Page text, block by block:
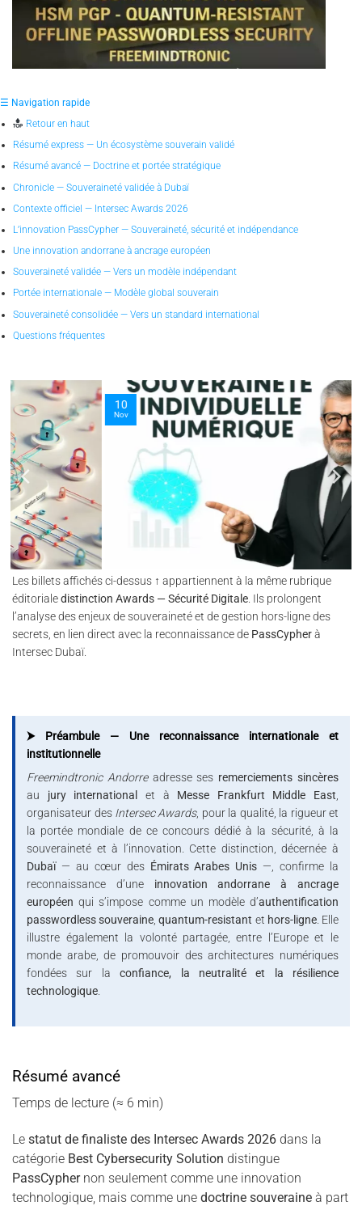
☰ Navigation rapide
Retour en haut
Résumé express — Un écosystème souverain validé
Résumé avancé — Doctrine et portée stratégique
Chronicle — Souveraineté validée à Dubaï
Contexte officiel — Intersec Awards 2026
L’innovation PassCypher — Souveraineté, sécurité et indépendance
Une innovation andorrane à ancrage européen
Souveraineté validée — Vers un modèle indépendant
Portée internationale — Modèle global souverain
Souveraineté consolidée — Vers un standard international
Questions fréquentes
10
Nov
Les billets affichés ci-dessus ↑ appartiennent à la même rubrique
éditorialedistinction Awards — Sécurité Digitale. Ils prolongent
l’analyse des enjeux de souveraineté et de gestion hors-ligne des
secrets, en lien direct avec la reconnaissance de PassCypherà
Intersec Dubaï.
⮞ Préambule — Une reconnaissance internationale et
institutionnelle
Freemindtronic Andorreadresse ses remerciements sincères
au jury international et à Messe Frankfurt Middle East,
organisateur des Intersec Awards, pour la qualité, la rigueur et
la portée mondiale de ce concours dédié à la sécurité, à la
souveraineté et à l’innovation. Cette distinction, décernée à
Dubaï— au cœur des Émirats Arabes Unis —, confirme la
reconnaissance d’une innovation andorrane à ancrage
européen qui s’impose comme un modèle d’authentification
passwordless souveraine,quantum-resistant et hors-ligne. Elle
illustre également la volonté partagée, entre l’Europe et le
monde arabe, de promouvoir des architectures numériques
fondées sur laconfiance, la neutralité et la résilience
technologique.
Résumé avancé
Temps de lecture (≈ 6 min)
Le statut de finaliste des Intersec Awards 2026 dans la
catégorie Best Cybersecurity Solution distingue
PassCyphernon seulement comme une innovation
technologique, mais comme une doctrine souveraine à part